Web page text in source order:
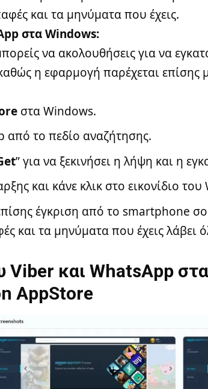
και τα μηνύματα που έχεις.
στα Windows:
να ακολουθήσεις για να
η εφαρμογή παρέχεται επίσης
στα Windows.
από το πεδίο αναζήτησης.
” για να ξεκινήσει η λήψη και η
και κάνε κλικ στο εικονίδιο
έγκριση από το smartphone
και τα μηνύματα που έχεις λάβει
Viber και WhatsApp
AppStore